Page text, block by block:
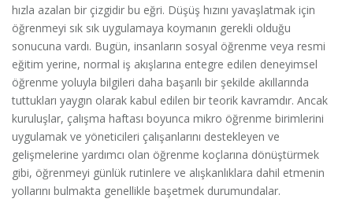
hızla azalan bir çizgidir bu eğri. Düşüş hızını yavaşlatmak için
öğrenmeyi sık sık uygulamaya koymanın gerekli olduğu
sonucuna vardı. Bugün, insanların sosyal öğrenme veya resmi
eğitim yerine, normal iş akışlarına entegre edilen deneyimsel
öğrenme yoluyla bilgileri daha başarılı bir şekilde akıllarında
tuttukları yaygın olarak kabul edilen bir teorik kavramdır. Ancak
kuruluşlar, çalışma haftası boyunca mikro öğrenme birimlerini
uygulamak ve yöneticileri çalışanlarını destekleyen ve
gelişmelerine yardımcı olan öğrenme koçlarına dönüştürmek
gibi, öğrenmeyi günlük rutinlere ve alışkanlıklara dahil etmenin
yollarını bulmakta genellikle başetmek durumundalar.